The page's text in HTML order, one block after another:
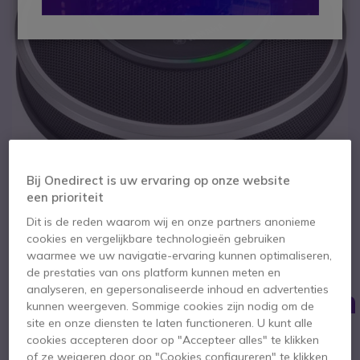
Yamaha YVC-1000
Uitbreidingsmicrofoon
Omnidirectionele uitbreidingsmicrofoon voor
Ga naar het begin van de afbeeldingen-gallerij
Bij Onedirect is uw ervaring op onze website
een prioriteit
Dit is de reden waarom wij en onze partners anonieme
cookies en vergelijkbare technologieën gebruiken
waarmee we uw navigatie-ervaring kunnen optimaliseren,
de prestaties van ons platform kunnen meten en
analyseren, en gepersonaliseerde inhoud en advertenties
kunnen weergeven. Sommige cookies zijn nodig om de
site en onze diensten te laten functioneren. U kunt alle
cookies accepteren door op "Accepteer alles" te klikken
of ze weigeren door op "Cookies configureren" te klikken